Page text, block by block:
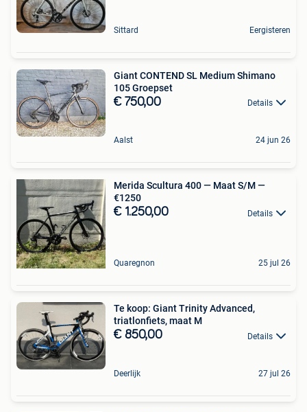
Sittard Eergisteren
Giant CONTEND SL Medium Shimano
105 Groepset
€ 750,00 Details
Aalst 24 jun 26
Merida Scultura 400 — Maat S/M —
€1250
€ 1.250,00 Details
Quaregnon 25 jul 26
Te koop: Giant Trinity Advanced,
triatlonfiets, maat M
€ 850,00 Details
Deerlijk 27 jul 26